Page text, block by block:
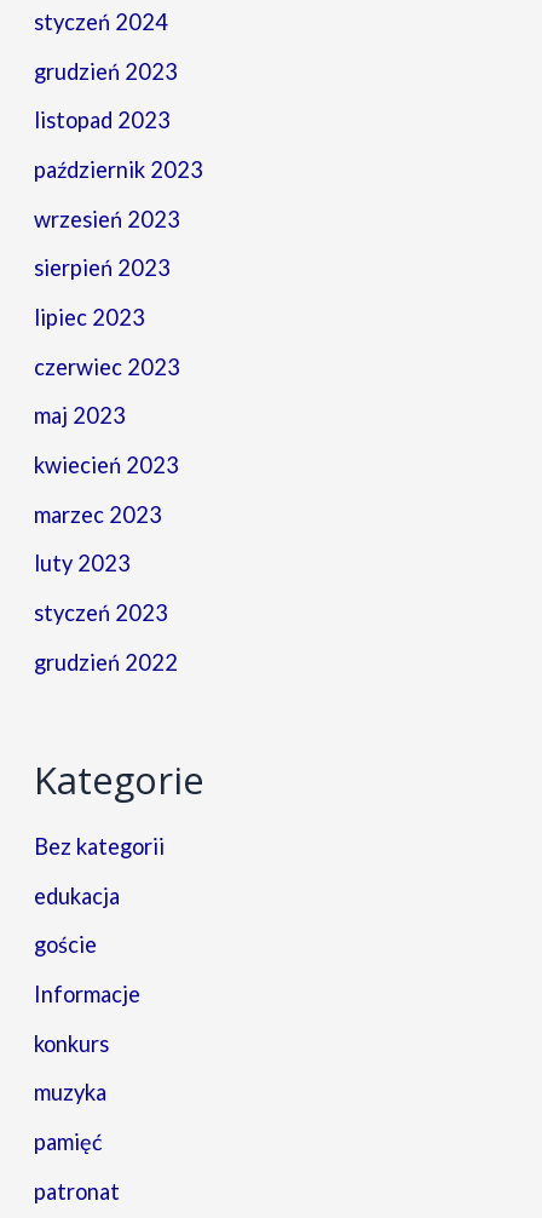
styczeń 2024
grudzień 2023
listopad 2023
październik 2023
wrzesień 2023
sierpień 2023
lipiec 2023
czerwiec 2023
maj 2023
kwiecień 2023
marzec 2023
luty 2023
styczeń 2023
grudzień 2022
Kategorie
Bez kategorii
edukacja
goście
Informacje
konkurs
muzyka
pamięć
patronat